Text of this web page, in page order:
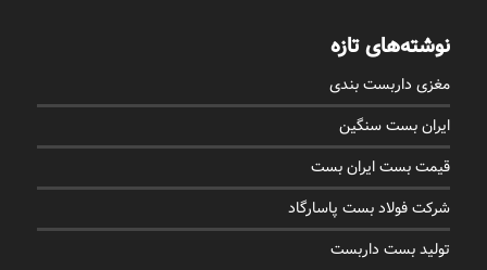
نوشته‌های تازه
مغزی داربست بندی
ایران بست سنگین
قیمت بست ایران بست
شرکت فولاد بست پاسارگاد
تولید بست داربست